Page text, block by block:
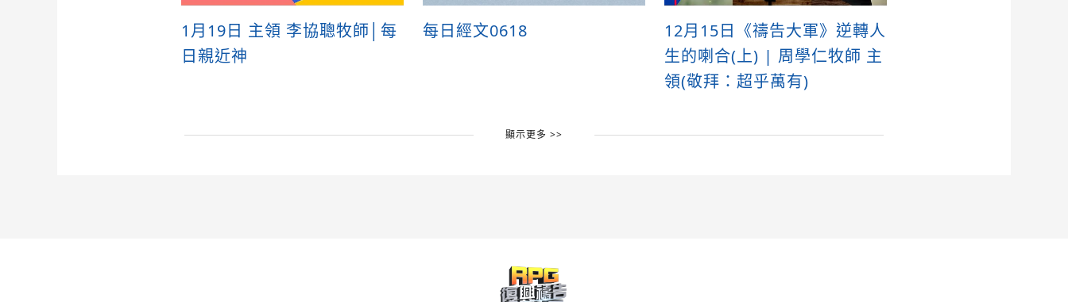
1月19日 主領 李協聰牧師│每
日親近神
每日經文0618
12月15日《禱告大軍》逆轉人
生的喇合(上) | 周學仁牧師 主
領(敬拜：超乎萬有)
顯示更多 >>